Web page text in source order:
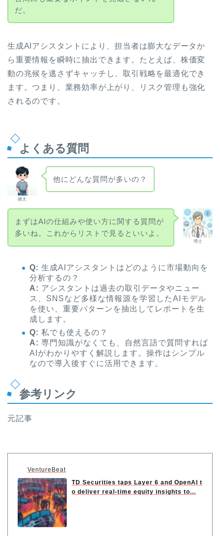
だ。
生成AIアシスタントにより、担当者は膨大なデータか
ら重要情報を瞬時に抽出できます。たとえば、株価変
動の兆候を逃さずキャッチし、取引戦略を最適化でき
ます。つまり、業務効率が上がり、リスク管理も強化
されるのです。
よくある質問
健太
他にどんな質問が多いの？
博士
まずはAIの仕組みや使い方に関する質問が
多いね。これからリストで見るといいよ。
Q: 生成AIアシスタントはどのように市場動向を
分析するの？
A: アシスタントは過去の取引データやニュー
ス、SNSなど多様な情報源を学習したAIモデル
を使い、重要パターンを抽出してレポートを生
成します。
Q: 私でも使えるの？
A: 専門知識がなくても、自然言語で質問すれば
AIがわかりやすく解説します。操作はシンプル
なので導入後すぐに活用できます。
参考リンク
元記事
VentureBeat
TD Securities taps Layer 6 and OpenAI t
o deliver real-time equity insights to...